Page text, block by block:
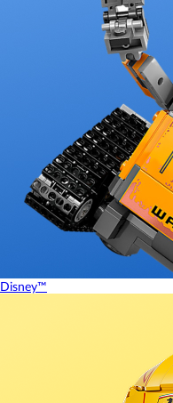
Disney™